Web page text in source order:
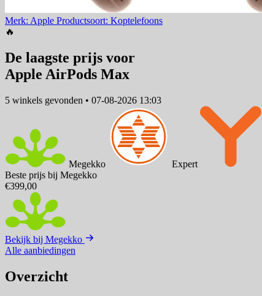
Merk: Apple Productsoort: Koptelefoons
🔥
De laagste prijs voor
Apple AirPods Max
5 winkels gevonden • 07-08-2026 13:03
Megekko Expert
Beste prijs bij Megekko
€399,00
Bekijk bij Megekko
Alle aanbiedingen
Overzicht